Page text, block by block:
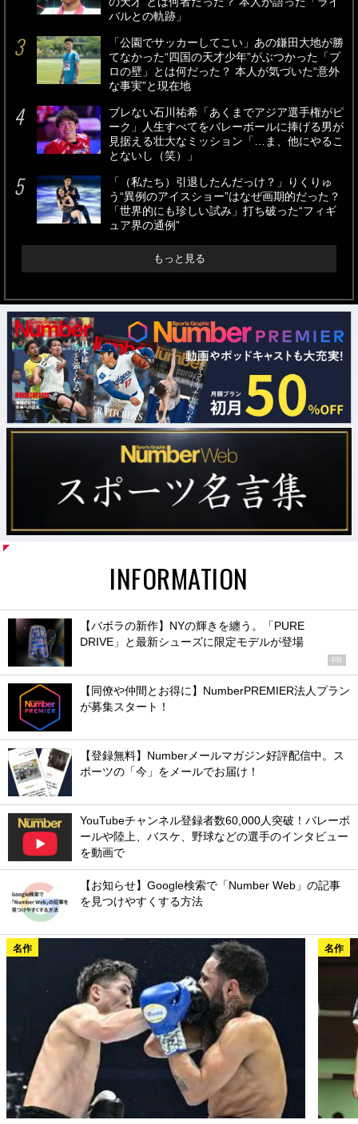
バルとの軌跡」
「公園でサッカーしてこい」あの鎌田大地が勝
てなかった“四国の天才少年”がぶつかった「プ
ロの壁」とは何だった？ 本人が気づいた“意外
な事実”と現在地
ブレない石川祐希「あくまでアジア選手権がピ
ーク」人生すべてをバレーボールに捧げる男が
見据える壮大なミッション「…ま、他にやるこ
とないし（笑）」
「（私たち）引退したんだっけ？」りくりゅ
う“異例のアイスショー”はなぜ画期的だった？
「世界的にも珍しい試み」打ち破った“フィギ
ュア界の通例”
もっと見る
INFORMATION
【バボラの新作】NYの輝きを纏う。「PURE
DRIVE」と最新シューズに限定モデルが登場
PR
【同僚や仲間とお得に】NumberPREMIER法人プラン
が募集スタート！
【登録無料】Numberメールマガジン好評配信中。ス
ポーツの「今」をメールでお届け！
YouTubeチャンネル登録者数60,000人突破！バレーボ
ールや陸上、バスケ、野球などの選手のインタビュー
を動画で
【お知らせ】Google検索で「Number Web」の記事
を見つけやすくする方法
名作 名作